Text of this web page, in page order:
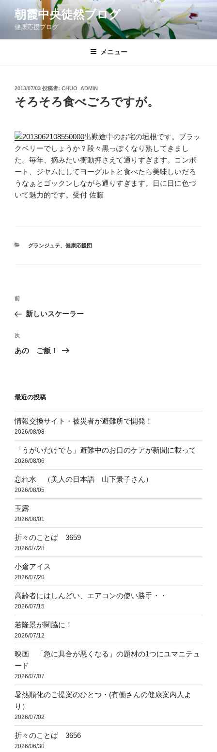
ン
朝霞中央徒然ブログ
健康応援ブログ
メニュー
投
稿
日:
2013/07/03 投稿者: CHUO_ADMIN
そろそろ食べごろですが。
出勤途中のお宅の垣根です。ブラッ
クベリーでしょうか？段々黒っぽくなり熟してきまし
た。毎年、摘みたい衝動押さえて通りすぎます。コンポ
ート、ジヤムにしてヨーグルトと食べたら美味しいだろ
うなぁとゴックンしながら通りすぎます。日に日に色づ
いて魅力的です。受付 佐藤
カ
グランジュテ、 健康応援団
投
ナ
ビ
ゲ
ン
前
の
稿
前
新しいスケーラー
次
の
次
あの ご飯！
最近の投稿
情報交換サイト・被災者が避難所で開発！
2026/08/08
「うがいだけでも」避難中のお口のケアが新聞に載って
2026/08/06
忘れ水 （美人の日本語 山下景子さん）
2026/08/05
玉露
2026/08/01
折々のことば 3659
2026/07/28
小倉アイス
2026/07/20
高齢者にはしんどい、エアコンの使い勝手・・
2026/07/15
若隆景が関脇に！
2026/07/12
映画 「急に具合が悪くなる」の題材の1つにユマニテュ
ード
2026/07/07
暑熱順化のご提案のひとつ・(有働さんの健康案内人よ
り）
2026/07/02
折々のことば 3656
2026/06/30